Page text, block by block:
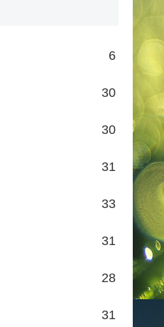
6
30
30
31
33
31
28
31